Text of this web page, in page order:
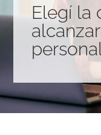
Elegí la